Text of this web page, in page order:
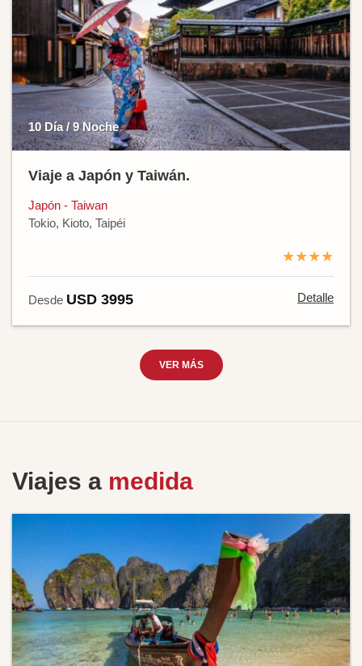
10 Día / 9 Noche
Viaje a Japón y Taiwán.
Japón - Taiwan
Tokio, Kioto, Taipéi
★★★★
Desde USD 3995 Detalle
VER MÁS
Viajes a medida